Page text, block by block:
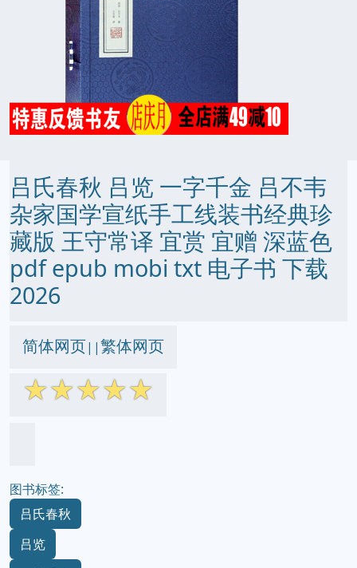
吕氏春秋 吕览 一字千金 吕不韦
杂家国学宣纸手工线装书经典珍
藏版 王守常译 宜赏 宜赠 深蓝色
pdf epub mobi txt 电子书 下载
2026
简体网页||繁体网页
☆☆☆☆☆
图书标签:
吕氏春秋
吕览